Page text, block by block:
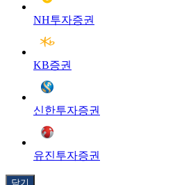
NH투자증권
KB증권
신한투자증권
유진투자증권
닫기